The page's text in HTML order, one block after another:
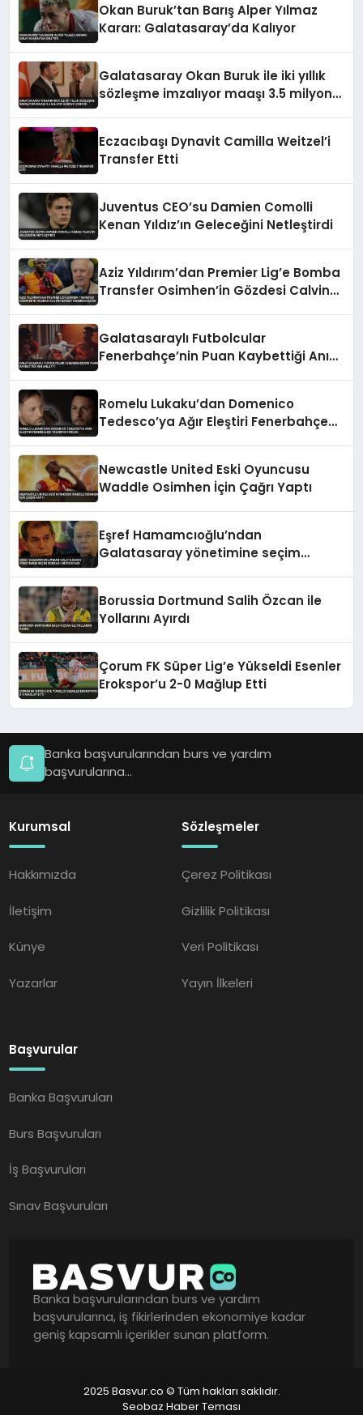
Okan Buruk’tan Barış Alper Yılmaz
Kararı: Galatasaray’da Kalıyor
Galatasaray Okan Buruk ile iki yıllık
sözleşme imzalıyor maaşı 3.5 milyon
Eczacıbaşı Dynavit Camilla Weitzel’i
Transfer Etti
Juventus CEO’su Damien Comolli
Kenan Yıldız’ın Geleceğini Netleştirdi
Aziz Yıldırım’dan Premier Lig’e Bomba
Transfer Osimhen’in Gözdesi Calvin
Galatasaraylı Futbolcular
Fenerbahçe’nin Puan Kaybettiği Anı
Romelu Lukaku’dan Domenico
Tedesco’ya Ağır Eleştiri Fenerbahçe
Newcastle United Eski Oyuncusu
Waddle Osimhen İçin Çağrı Yaptı
Eşref Hamamcıoğlu’ndan
Galatasaray yönetimine seçim
Borussia Dortmund Salih Özcan ile
Yollarını Ayırdı
Çorum FK Süper Lig’e Yükseldi Esenler
Erokspor’u 2-0 Mağlup Etti
Banka başvurularından burs ve yardım
başvurularına...
Kurumsal
Hakkımızda
İletişim
Künye
Yazarlar
Sözleşmeler
Çerez Politikası
Gizlilik Politikası
Veri Politikası
Yayın İlkeleri
Başvurular
Banka Başvuruları
Burs Başvuruları
İş Başvuruları
Sınav Başvuruları
Banka başvurularından burs ve yardım
başvurularına, iş fikirlerinden ekonomiye kadar
geniş kapsamlı içerikler sunan platform.
2025 Basvur.co © Tüm hakları saklıdır.
Seobaz Haber Teması